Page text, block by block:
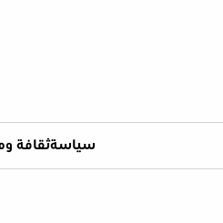
سياسةثقافة